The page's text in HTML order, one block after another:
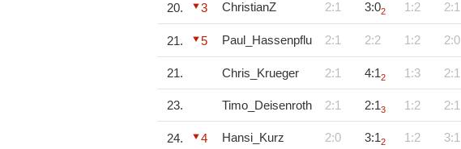
20. 3 ChristianZ 2:1 3:02 1:2 2:1
21. 5 Paul_Hassenpflu 2:1 2:2 1:2 2:0
21. Chris_Krueger 2:1 4:12 1:3 2:1
23. Timo_Deisenroth 2:1 2:13 1:2 2:1
24. 4 Hansi_Kurz 2:0 3:12 1:2 3:1